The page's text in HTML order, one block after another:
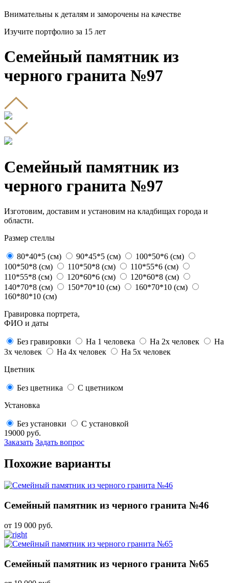
Внимательны к деталям и заморочены на качестве
Изучите портфолио за 15 лет
Семейный памятник из
черного гранита №97
Семейный памятник из
черного гранита №97
Изготовим, доставим и установим на кладбищах города и
области.
Размер стеллы
80*40*5 (см) 90*45*5 (см)
100*50*6 (см)
100*50*8 (см)
110*50*8 (см)
110*55*6 (см)
110*55*8 (см)
120*60*6 (см)
120*60*8 (см)
140*70*8 (см)
150*70*10 (см)
160*70*10 (см)
160*80*10 (см)
Гравировка портрета,
ФИО и даты
Без гравировки На 1 человека На 2х человек
На
3х человек
На 4х человек
На 5х человек
Цветник
Без цветника
С цветником
Установка
Без установки
С установкой
19000 руб.
Заказать Задать вопрос
Похожие варианты
Семейный памятник из черного гранита №46
от 19 000 руб.
Семейный памятник из черного гранита №65